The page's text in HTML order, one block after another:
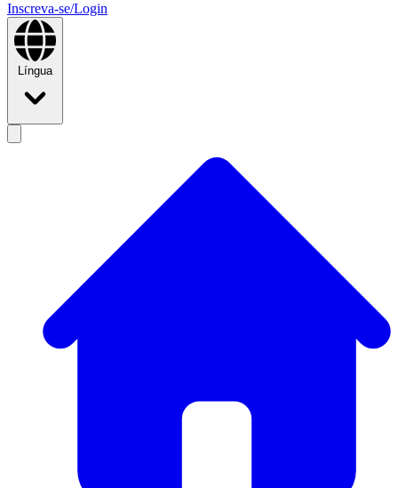
Inscreva-se/Login
Língua